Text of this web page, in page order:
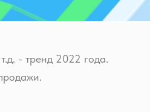
- тренд 2022 года.